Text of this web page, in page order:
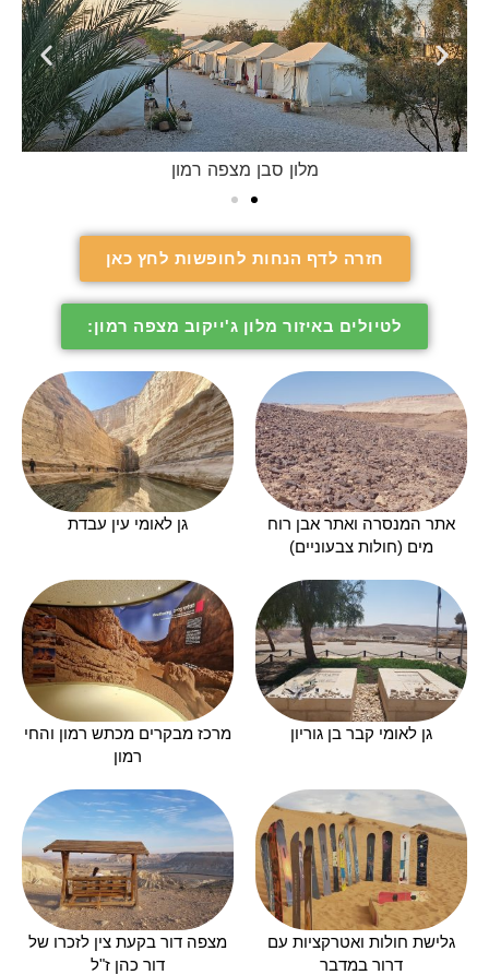
מלון סבן מצפה רמון
חזרה לדף הנחות לחופשות לחץ כאן
לטיולים באיזור מלון ג'ייקוב מצפה רמון:
אתר המנסרה ואתר אבן רוח
מים (חולות צבעוניים)
גן לאומי עין עבדת
גן לאומי קבר בן גוריון
מרכז מבקרים מכתש רמון והחי
רמון
גלישת חולות ואטרקציות עם
דרור במדבר
מצפה דור בקעת צין לזכרו של
דור כהן ז"ל